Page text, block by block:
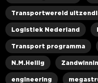
Transportwereld
Logistiek Nederland
Transport programma
N.M.Heilig
engineering